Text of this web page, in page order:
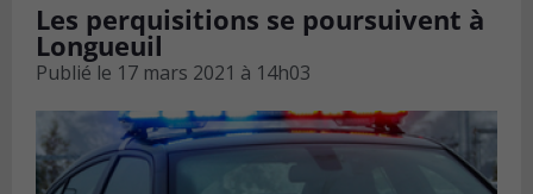
Les perquisitions se poursuivent à
Longueuil
Publié le 17 mars 2021 à 14h03